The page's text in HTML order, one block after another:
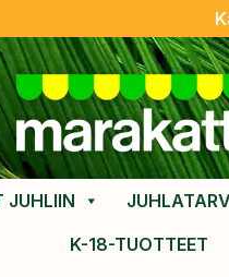
JUHLIIN
K-18-TUOTTEET